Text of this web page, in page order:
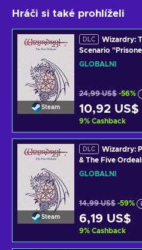
Hráči si také prohlíželi
Steam
DLC
Wizardry:
Scenario
(DLC) (PC) Steam
GLOBÁLNÍ
24,99 US$ -56%
10,92 US$
9% Cashback
Steam
DLC
Wizardry:
& The Five
(DLC) (PC) Steam
GLOBÁLNÍ
14,99 US$ -59%
6,19 US$
9% Cashback